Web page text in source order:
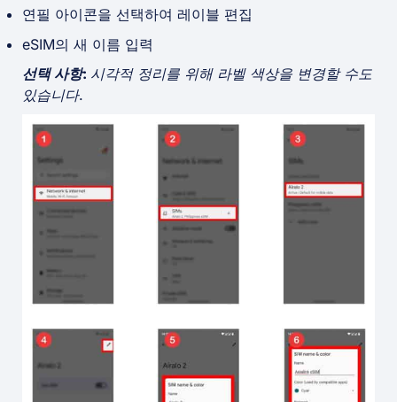
연필 아이콘을 선택하여 레이블 편집
eSIM의 새 이름 입력
선택 사항: 시각적 정리를 위해 라벨 색상을 변경할 수도
있습니다.